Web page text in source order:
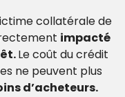
collatérale de
impacté
Le coût du crédit
ne peuvent plus
d’acheteurs.